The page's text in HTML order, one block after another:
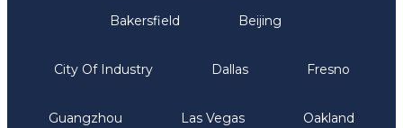
Bakersfield Beijing
City Of Industry Dallas Fresno
Guangzhou Las Vegas Oakland